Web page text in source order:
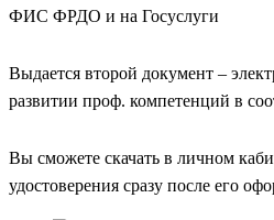
ФИС ФРДО и на Госуслуги
Выдается второй документ –
развитии проф. компетенций в
Вы сможете скачать в личном
удостоверения сразу после его